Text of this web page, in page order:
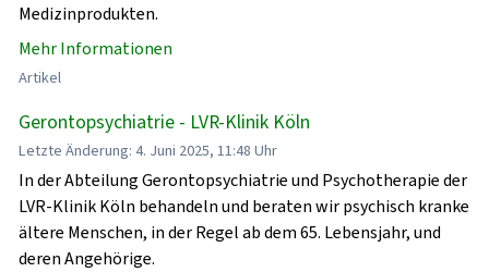
Medizinprodukten.
Mehr Informationen
Artikel
Gerontopsychiatrie - LVR-Klinik Köln
Letzte Änderung: 4. Juni 2025, 11:48 Uhr
In der Abteilung Gerontopsychiatrie und Psychotherapie der
LVR-Klinik Köln behandeln und beraten wir psychisch kranke
ältere Menschen, in der Regel ab dem 65. Lebensjahr, und
deren Angehörige.